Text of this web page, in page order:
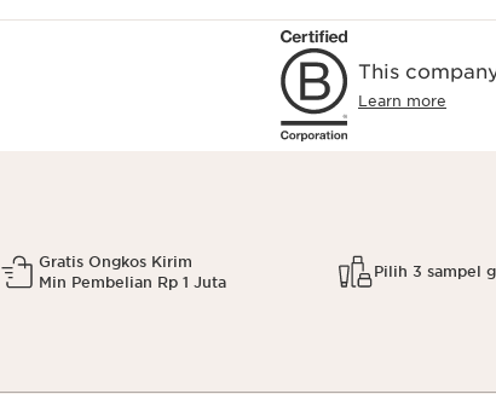
This
Learn more
Gratis Ongkos Kirim
Min Pembelian Rp 1 Juta
Pilih 3 sampel